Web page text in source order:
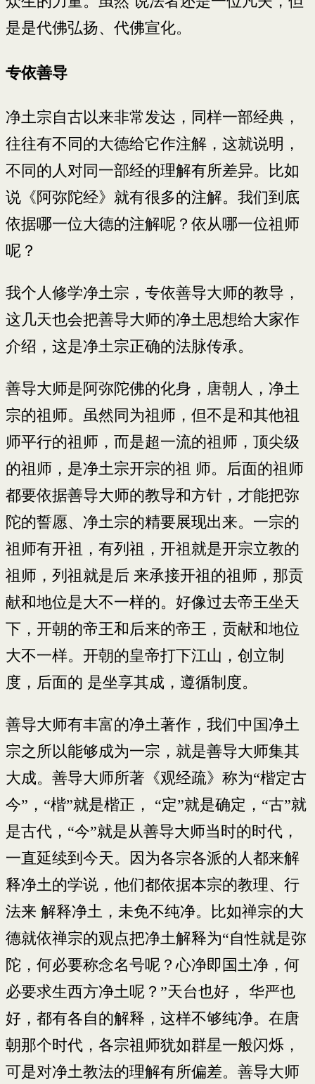
是是代佛弘扬、代佛宣化。
专依善导
净土宗自古以来非常发达，同样一部经典，
往往有不同的大德给它作注解，这就说明，
不同的人对同一部经的理解有所差异。比如
说《阿弥陀经》就有很多的注解。我们到底
依据哪一位大德的注解呢？依从哪一位祖师
呢？
我个人修学净土宗，专依善导大师的教导，
这几天也会把善导大师的净土思想给大家作
介绍，这是净土宗正确的法脉传承。
善导大师是阿弥陀佛的化身，唐朝人，净土
宗的祖师。虽然同为祖师，但不是和其他祖
师平行的祖师，而是超一流的祖师，顶尖级
的祖师，是净土宗开宗的祖 师。后面的祖师
都要依据善导大师的教导和方针，才能把弥
陀的誓愿、净土宗的精要展现出来。一宗的
祖师有开祖，有列祖，开祖就是开宗立教的
祖师，列祖就是后 来承接开祖的祖师，那贡
献和地位是大不一样的。好像过去帝王坐天
下，开朝的帝王和后来的帝王，贡献和地位
大不一样。开朝的皇帝打下江山，创立制
度，后面的 是坐享其成，遵循制度。
善导大师有丰富的净土著作，我们中国净土
宗之所以能够成为一宗，就是善导大师集其
大成。善导大师所著《观经疏》称为“楷定古
今”，“楷”就是楷正， “定”就是确定，“古”就
是古代，“今”就是从善导大师当时的时代，
一直延续到今天。因为各宗各派的人都来解
释净土的学说，他们都依据本宗的教理、行
法来 解释净土，未免不纯净。比如禅宗的大
德就依禅宗的观点把净土解释为“自性就是弥
陀，何必要称念名号呢？心净即国土净，何
必要求生西方净土呢？”天台也好， 华严也
好，都有各自的解释，这样不够纯净。在唐
朝那个时代，各宗祖师犹如群星一般闪烁，
可是对净土教法的理解有所偏差。善导大师